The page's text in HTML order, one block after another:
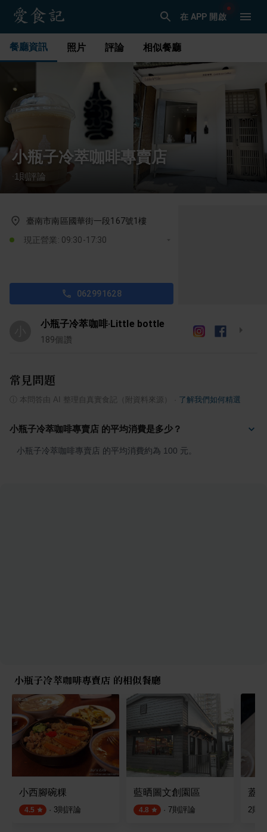
在 APP 開啟
餐廳資訊 照片 評論 相似餐廳
小瓶子冷萃咖啡專賣店
1 則評論
臺南市南區國華街一段167號1樓
現正營業: 09:30-17:30
062991628
小瓶子冷萃咖啡·Little bottle
189個讚
常見問題
本問答由 AI 整理自真實食記（附資料來源） 了解我們如何精選
小瓶子冷萃咖啡專賣店 的平均消費是多少？
小瓶子冷萃咖啡專賣店 的平均消費約為 100 元。
小瓶子冷萃咖啡專賣店 的相似餐廳
小西腳碗粿
4.5 · 3則評論
藍晒圖文創園區
4.8 · 7則評論
蓋
2則